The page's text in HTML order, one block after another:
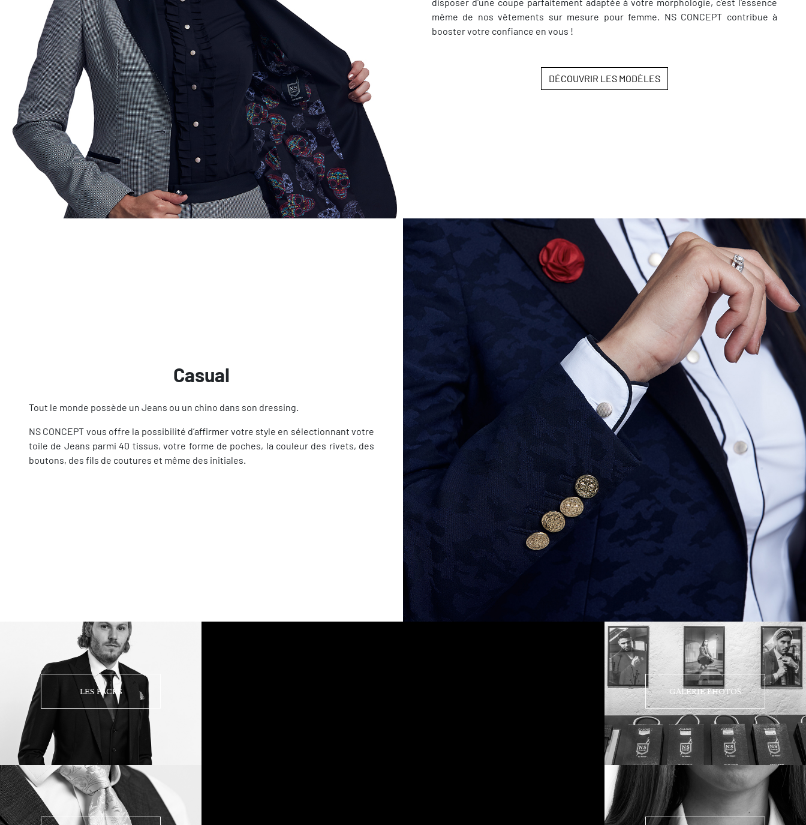
même de nos vêtements sur mesure pour femme. NS CONCEPT contribue à
booster votre confiance en vous !
DÉCOUVRIR LES MODÈLES
Casual
Tout le monde possède un Jeans ou un chino dans son dressing.
NS CONCEPT vous offre la possibilité d’affirmer votre style en sélectionnant votre
toile de Jeans parmi 40 tissus, votre forme de poches, la couleur des rivets, des
boutons, des fils de coutures et même des initiales.
LES PACKS GALERIE PHOTOS